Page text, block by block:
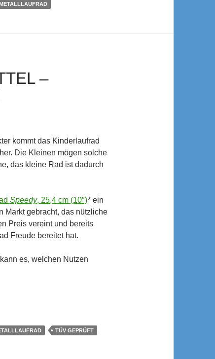
–
kommt das Kinderlaufrad
Die Kleinen mögen solche
das kleine Rad ist dadurch
Speedy, 25,4 cm (10″)* ein
Markt gebracht, das nützliche
Preis vereint und bereits
Freude bereitet hat.
es, welchen Nutzen
TÜV GEPRÜFT